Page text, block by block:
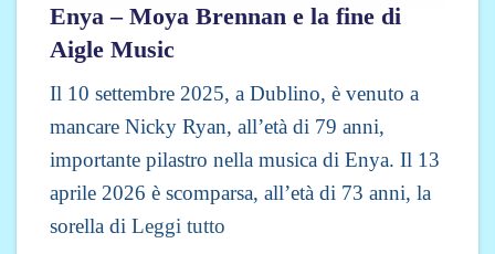
Enya – Moya Brennan e la fine di
Aigle Music
Il 10 settembre 2025, a Dublino, è venuto a
mancare Nicky Ryan, all’età di 79 anni,
importante pilastro nella musica di Enya. Il 13
aprile 2026 è scomparsa, all’età di 73 anni, la
sorella di Leggi tutto